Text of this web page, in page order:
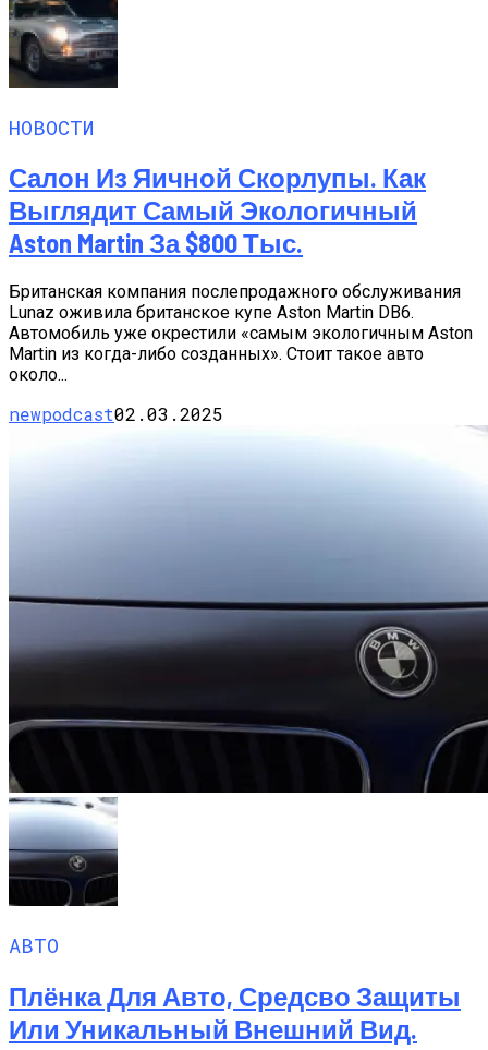
НОВОСТИ
Салон Из Яичной Скорлупы. Как
Выглядит Самый Экологичный
Aston Martin За $800 Тыс.
Британская компания послепродажного обслуживания
Lunaz оживила британское купе Aston Martin DB6.
Автомобиль уже окрестили «самым экологичным Aston
Martin из когда-либо созданных». Стоит такое авто
около...
newpodcast02.03.2025
АВТО
Плёнка Для Авто, Средсво Защиты
Или Уникальный Внешний Вид.